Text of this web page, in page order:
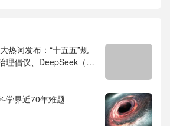
热词发布：“十五五”规
理倡议、DeepSeek（深
苏超、票根经济、育
学界近70年难题